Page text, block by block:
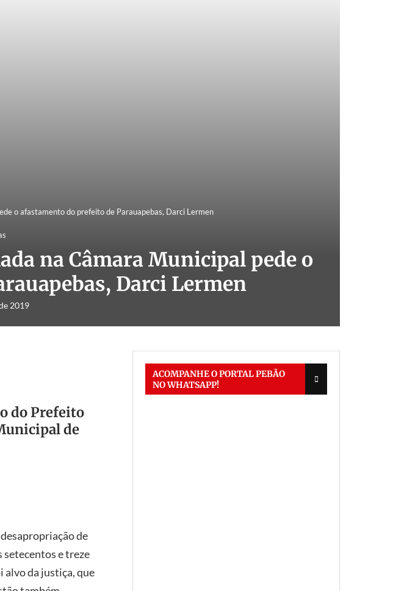
o afastamento do prefeito de Parauapebas, Darci Lermen
na Câmara Municipal pede o
Darci Lermen
2019
do Prefeito
de
de
setecentos e treze
alvo da justiça, que
ACOMPANHE O PORTAL PEBÃO
NO WHATSAPP!